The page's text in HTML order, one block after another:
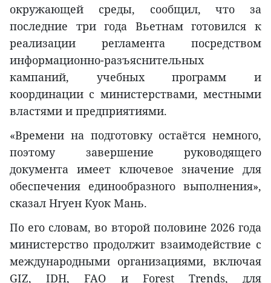
окружающей среды, сообщил, что за
последние три года Вьетнам готовился к
реализации регламента посредством
информационно-разъяснительных
кампаний, учебных программ и
координации с министерствами, местными
властями и предприятиями.
«Времени на подготовку остаётся немного,
поэтому завершение руководящего
документа имеет ключевое значение для
обеспечения единообразного выполнения»,
сказал Нгуен Куок Мань.
По его словам, во второй половине 2026 года
министерство продолжит взаимодействие с
международными организациями, включая
GIZ, IDH, FAO и Forest Trends, для